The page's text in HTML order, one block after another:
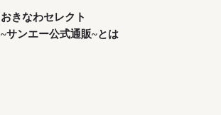
おきなわセレクト
~サンエー公式通販~とは